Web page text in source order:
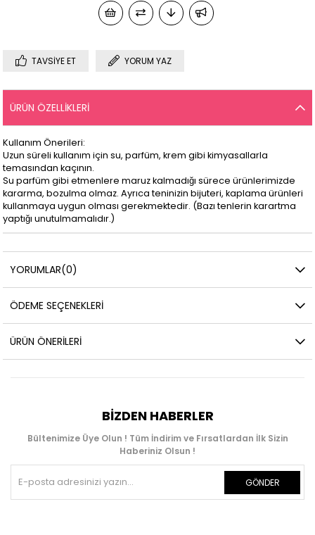
TAVSIYE ET YORUM YAZ
ÜRÜN ÖZELLIKLERI
Kullanım Önerileri:
Uzun süreli kullanım için su, parfüm, krem gibi kimyasallarla
temasından kaçının.
Su parfüm gibi etmenlere maruz kalmadığı sürece ürünlerimizde
kararma, bozulma olmaz. Ayrıca teninizin bijuteri, kaplama ürünleri
kullanmaya uygun olması gerekmektedir. (Bazı tenlerin karartma
yaptığı unutulmamalıdır.)
YORUMLAR(0)
ÖDEME SEÇENEKLERI
ÜRÜN ÖNERILERI
BIZDEN HABERLER
Bültenimize Üye Olun ! Tüm İndirim ve Fırsatlardan İlk Sizin
Haberiniz Olsun !
GÖNDER